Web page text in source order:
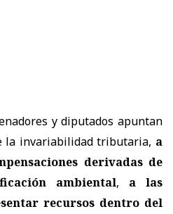
y diputados apuntan
la invariabilidad tributaria, a
derivadas de
ambiental, a las
recursos dentro del